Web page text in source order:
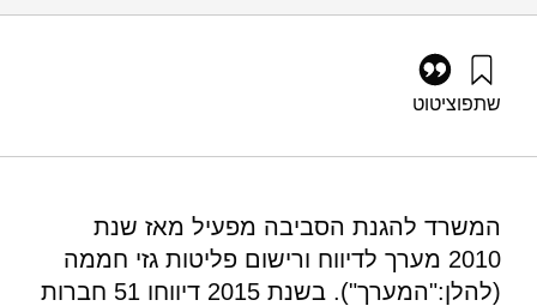
שתפוציטוט
reporting-registration-system-2015
המשרד להגנת הסביבה מפעיל מאז שנת
2010 מערך לדיווח ורישום פליטות גזי חממה
(להלן:"המערך"). בשנת 2015 דיווחו 51 חברות